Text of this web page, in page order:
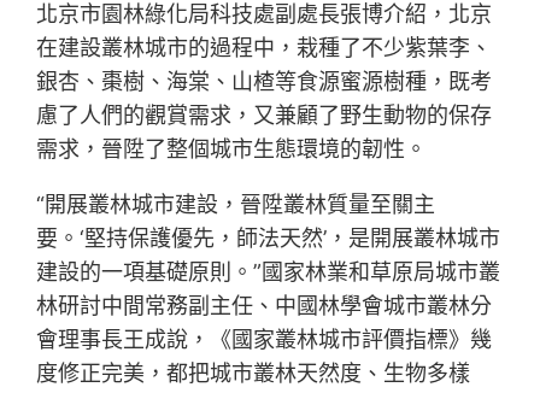
北京市園林綠化局科技處副處長張博介紹，北京
在建設叢林城市的過程中，栽種了不少紫葉李、
銀杏、棗樹、海棠、山楂等食源蜜源樹種，既考
慮了人們的觀賞需求，又兼顧了野生動物的保存
需求，晉陞了整個城市生態環境的韌性。
“開展叢林城市建設，晉陞叢林質量至關主
要。‘堅持保護優先，師法天然’，是開展叢林城市
建設的一項基礎原則。”國家林業和草原局城市叢
林研討中間常務副主任、中國林學會城市叢林分
會理事長王成說，《國家叢林城市評價指標》幾
度修正完美，都把城市叢林天然度、生物多樣